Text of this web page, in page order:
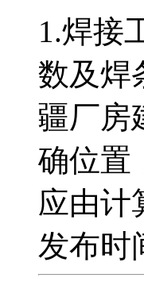
1.焊接
数及焊
疆厂房
确位置
应由计
发布时